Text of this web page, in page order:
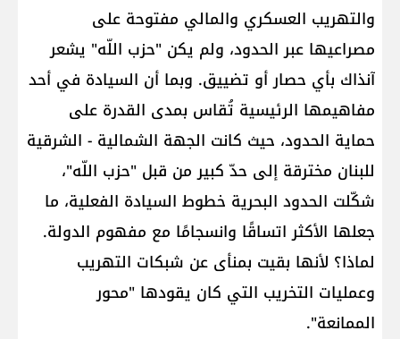
والتهريب العسكري والمالي مفتوحة على
مصراعيها عبر الحدود، ولم يكن "حزب اللّه" يشعر
آنذاك بأي حصار أو تضييق. وبما أن السيادة في أحد
مفاهيمها الرئيسية تُقاس بمدى القدرة على
حماية الحدود، حيث كانت الجهة الشمالية - الشرقية
للبنان مخترقة إلى حدّ كبير من قبل "حزب اللّه"،
شكّلت الحدود البحرية خطوط السيادة الفعلية، ما
جعلها الأكثر اتساقًا وانسجامًا مع مفهوم الدولة.
لماذا؟ لأنها بقيت بمنأى عن شبكات التهريب
وعمليات التخريب التي كان يقودها "محور
الممانعة".